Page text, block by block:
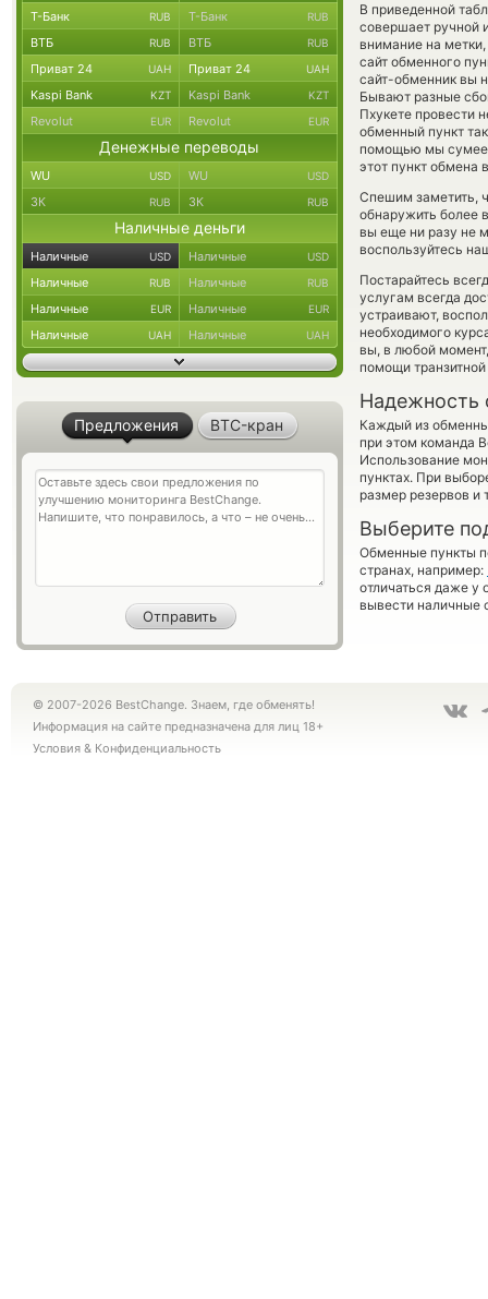
В приведенной
совершает ручной
внимание на
сайт обменного
сайт-обменник вы
Бывают разные
Пхукете провести
обменный пункт
помощью мы
этот пункт обмена
Спешим заметить,
обнаружить более
вы еще ни разу не
воспользуйтесь
Постарайтесь
услугам всегда
устраивают,
необходимого
вы, в любой
помощи
Надежность
Каждый из
при этом команда
Использование
пунктах. При
размер резервов и
Выберите
Обменные пункты
странах, например:
отличаться даже у
вывести наличные
Т-Банк RUB Т-Банк RUB
ВТБ RUB ВТБ RUB
Приват 24 UAH Приват 24 UAH
Kaspi Bank KZT Kaspi Bank KZT
Revolut EUR Revolut EUR
Денежные переводы
WU USD WU USD
ЗК RUB ЗК RUB
Наличные деньги
Наличные USD Наличные USD
Наличные RUB Наличные RUB
Наличные EUR Наличные EUR
Наличные UAH Наличные UAH
Предложения BTC-кран
© 2007-2026 BestChange. Знаем, где обменять!
Информация на сайте предназначена для лиц 18+
Условия & Конфиденциальность